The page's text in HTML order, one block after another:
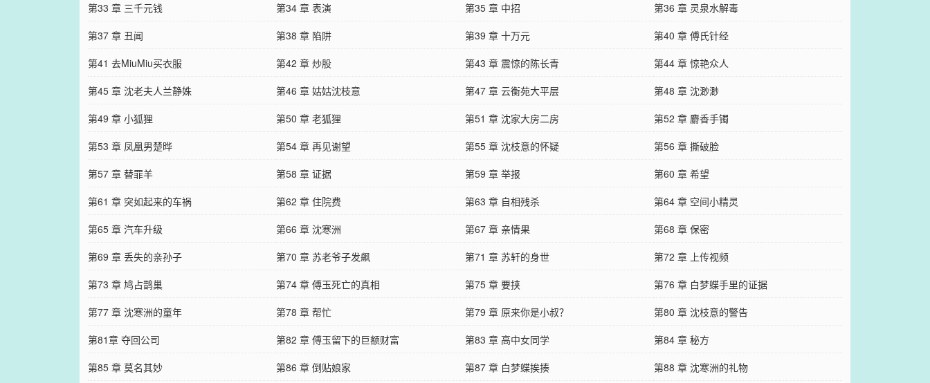
第33 章 三千元钱
第34 章 表演 第35 章 中招
第36 章 灵泉水解毒
第37 章 丑闻
第38 章 陷阱 第39 章 十万元
第40 章 傅氏针经
第41 去MiuMiu买衣服
第42 章 炒股 第43 章 震惊的陈长青
第44 章 惊艳众人
第45 章 沈老夫人兰静姝
第46 章 姑姑沈枝意 第47 章 云衡苑大平层
第48 章 沈渺渺
第49 章 小狐狸
第50 章 老狐狸 第51 章 沈家大房二房
第52 章 麝香手镯
第53 章 凤凰男楚晔
第54 章 再见谢望 第55 章 沈枝意的怀疑
第56 章 撕破脸
第57 章 替罪羊
第58 章 证据 第59 章 举报
第60 章 希望
第61 章 突如起来的车祸
第62 章 住院费 第63 章 自相残杀
第64 章 空间小精灵
第65 章 汽车升级
第66 章 沈寒洲 第67 章 亲情果
第68 章 保密
第69 章 丢失的亲孙子
第70 章 苏老爷子发飙 第71 章 苏轩的身世
第72 章 上传视频
第73 章 鸠占鹊巢
第74 章 傅玉死亡的真相 第75 章 要挟
第76 章 白梦蝶手里的证据
第77 章 沈寒洲的童年
第78 章 帮忙 第79 章 原来你是小叔？
第80 章 沈枝意的警告
第81章 夺回公司
第82 章 傅玉留下的巨额财富 第83 章 高中女同学
第84 章 秘方
第85 章 莫名其妙
第86 章 倒贴娘家 第87 章 白梦蝶挨揍 第88 章 沈寒洲的礼物